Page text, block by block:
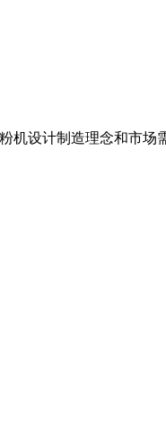
机设计制造理念和市场